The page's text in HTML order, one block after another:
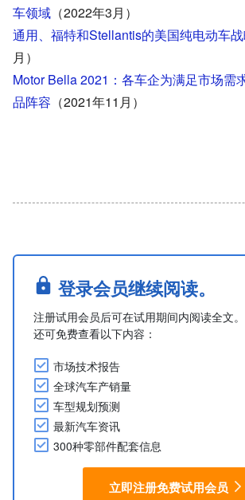
车领域 （2022年3月）
通用、福特和Stellantis的美国纯电动车
月）
Motor Bella 2021：各车企为满足市场需
品阵容 （2021年11月）
登录会员继续阅读。
注册试用会员后可在试用期间内阅读全文。
还可免费查看以下内容：
市场技术报告
全球汽车产销量
车型规划预测
最新汽车资讯
300种零部件配套信息
立即注册免费试用会员